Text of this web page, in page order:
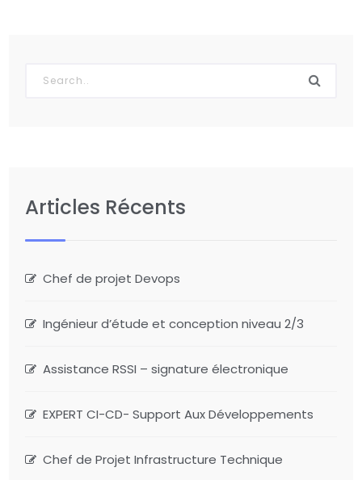
Articles Récents
Chef de projet Devops
Ingénieur d’étude et conception niveau 2/3
Assistance RSSI – signature électronique
EXPERT CI-CD- Support Aux Développements
Chef de Projet Infrastructure Technique